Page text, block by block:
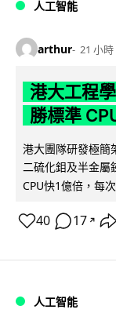
人工智能
arthur 21 小時
港大工程
勝標準
港大團隊研發極簡
二硫化鉬及半金屬
CPU快1億倍，每
40 17 ↗
人工智能